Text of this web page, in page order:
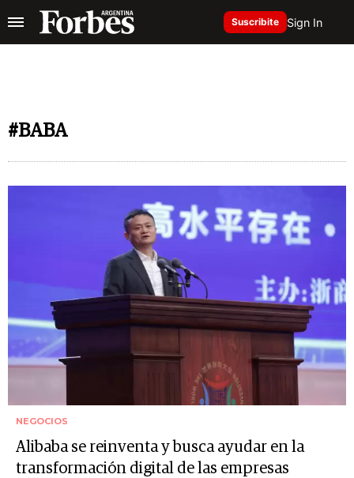
Suscribite Sign In
#BABA
NEGOCIOS
Alibaba se reinventa y busca ayudar en la
transformación digital de las empresas